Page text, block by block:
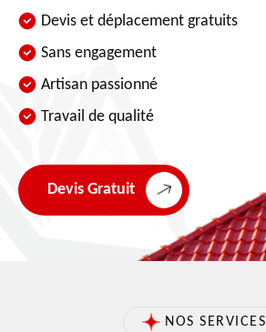
Devis et déplacement gratuits
Sans engagement
Artisan passionné
Travail de qualité
Devis Gratuit
NOS SERVICES